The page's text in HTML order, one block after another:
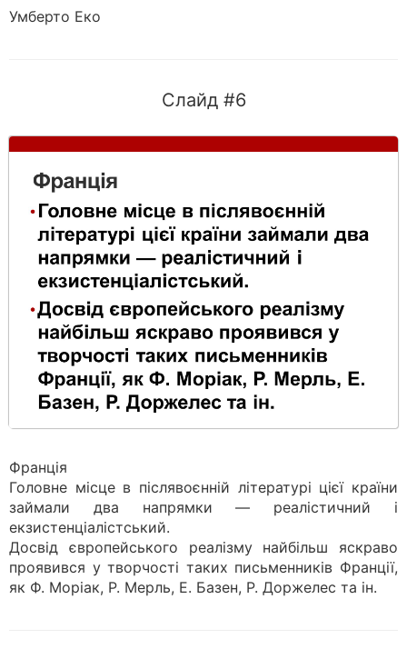
Умберто Еко
Слайд #6
Франція
Головне місце в післявоєнній літературі цієї країни
займали два напрямки — реалістичний і
екзистенціалістський.
Досвід європейського реалізму найбільш яскраво
проявився у творчості таких письменників Франції,
як Ф. Моріак, Р. Мерль, Е. Базен, Р. Доржелес та ін.